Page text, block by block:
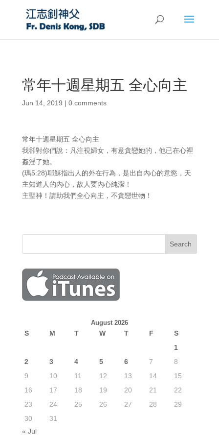
常年十週星期五 全心向主
Jun 14, 2019 | 0 comments
常年十週星期五 全心向主
我卻對你們說：凡注視婦女，有意貪戀她的，他已在心裡
姦淫了她。
(瑪5:28)耶穌指出人的外在行為，是出自內心的意慾，天
主知道人的內心，故人要內心純潔！
主聖神！請助我們全心向主，不貪戀世物！
August 2026
S M T W T F
S
1
2
3 4 5 6 7
8
9
10 11 12 13 14
15
16
17 18 19 20 21
22
23
24 25 26 27 28
29
30
31
« Jul